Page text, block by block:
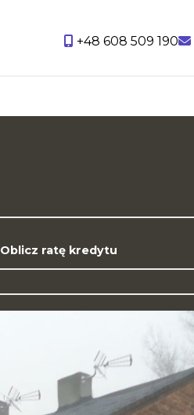
+48 608 509 190
Oblicz ratę kredytu